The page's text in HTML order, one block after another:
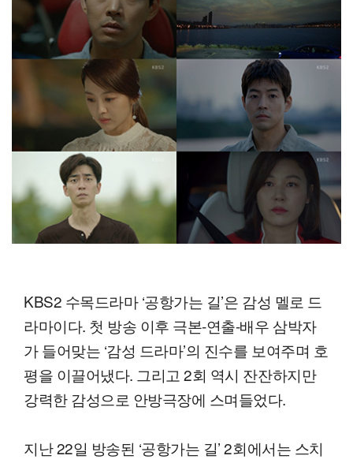
KBS2 수목드라마 ‘공항가는 길’은 감성 멜로 드
라마이다. 첫 방송 이후 극본-연출-배우 삼박자
가 들어맞는 ‘감성 드라마’의 진수를 보여주며 호
평을 이끌어냈다. 그리고 2회 역시 잔잔하지만
강력한 감성으로 안방극장에 스며들었다.
지난 22일 방송된 ‘공항가는 길’ 2회에서는 스치